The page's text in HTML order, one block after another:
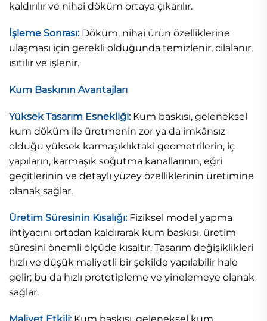
kaldırılır ve nihai döküm ortaya çıkarılır.
İşleme Sonrası: Döküm, nihai ürün özelliklerine
ulaşması için gerekli olduğunda temizlenir, cilalanır,
ısıtılır ve işlenir.
Kum Baskının Avantajları
Yüksek Tasarım Esnekliği: Kum baskısı, geleneksel
kum döküm ile üretmenin zor ya da imkânsız
olduğu yüksek karmaşıklıktaki geometrilerin, iç
yapıların, karmaşık soğutma kanallarının, eğri
geçitlerinin ve detaylı yüzey özelliklerinin üretimine
olanak sağlar.
Üretim Süresinin Kısalığı: Fiziksel model yapma
ihtiyacını ortadan kaldırarak kum baskısı, üretim
süresini önemli ölçüde kısaltır. Tasarım değişiklikleri
hızlı ve düşük maliyetli bir şekilde yapılabilir hale
gelir; bu da hızlı prototipleme ve yinelemeye olanak
sağlar.